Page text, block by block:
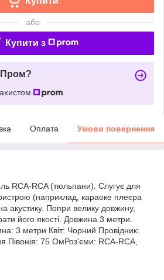
або
Купити з
Пром?
Оплата Умови повернення
RCA-RCA (тюльпани). Слугує для
(наприклад, караоке плеєра
акустику. Попри велику довжину,
його якості. Довжина 3 метри.
3 метри Квіт: Чорний Провідник:
Півонія: 75 ОмРоз'єми: RCA-RCA,